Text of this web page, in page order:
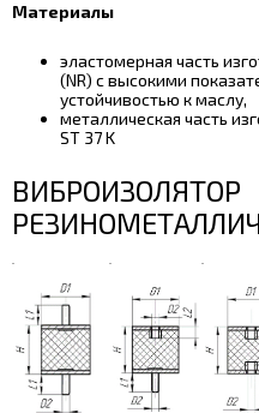
Материалы
эластомерная часть
(NR) с высокими
устойчивостью к маслу,
металлическая часть
ST 37 K
ВИБРОИЗОЛЯТОР